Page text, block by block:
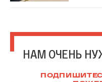
НАМ ОЧЕНЬ